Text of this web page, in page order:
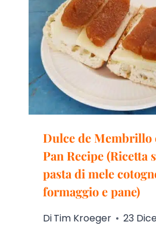
Dulce de Membrillo
Pan Recipe (Ricetta
pasta di mele
formaggio e pane)
DiTim Kroeger 23